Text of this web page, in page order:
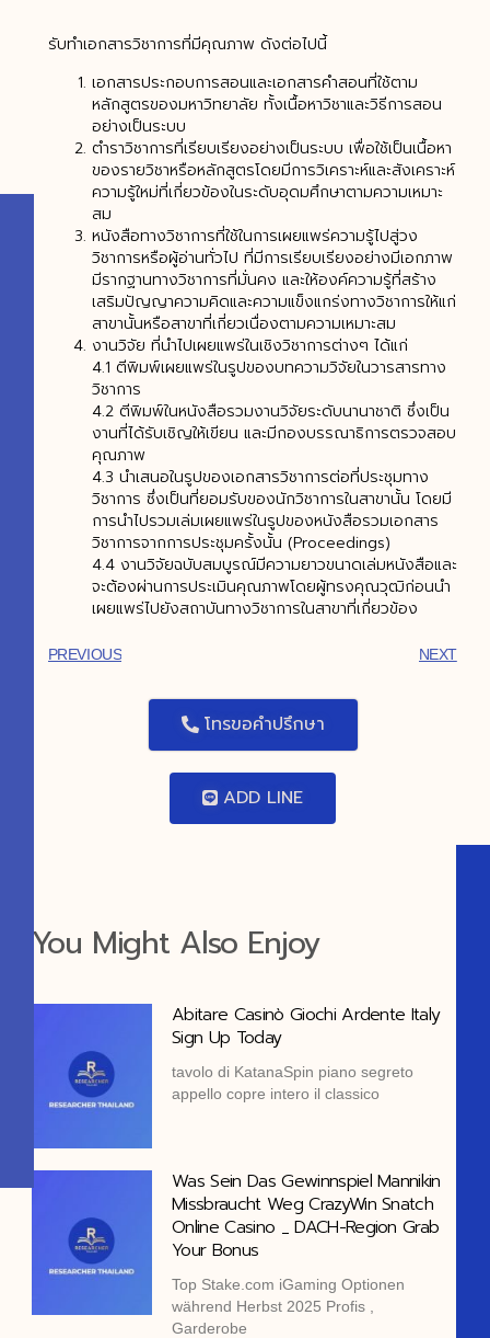
รับทำเอกสารวิชาการที่มีคุณภาพ ดังต่อไปนี้
เอกสารประกอบการสอนและเอกสารคำสอนที่ใช้ตาม
หลักสูตรของมหาวิทยาลัย ทั้งเนื้อหาวิชาและวิธีการสอน
อย่างเป็นระบบ
ตำราวิชาการที่เรียบเรียงอย่างเป็นระบบ เพื่อใช้เป็นเนื้อหา
ของรายวิชาหรือหลักสูตรโดยมีการวิเคราะห์และสังเคราะห์
ความรู้ใหม่ที่เกี่ยวข้องในระดับอุดมศึกษาตามความเหมาะ
สม
หนังสือทางวิชาการที่ใช้ในการเผยแพร่ความรู้ไปสู่วง
วิชาการหรือผู้อ่านทั่วไป ที่มีการเรียบเรียงอย่างมีเอกภาพ
มีรากฐานทางวิชาการที่มั่นคง และให้องค์ความรู้ที่สร้าง
เสริมปัญญาความคิดและความแข็งแกร่งทางวิชาการให้แก่
สาขานั้นหรือสาขาที่เกี่ยวเนื่องตามความเหมาะสม
งานวิจัย ที่นำไปเผยแพร่ในเชิงวิชาการต่างๆ ได้แก่
4.1 ตีพิมพ์เผยแพร่ในรูปของบทความวิจัยในวารสารทาง
วิชาการ
4.2 ตีพิมพ์ในหนังสือรวมงานวิจัยระดับนานาชาติ ซึ่งเป็น
งานที่ได้รับเชิญให้เขียน และมีกองบรรณาธิการตรวจสอบ
คุณภาพ
4.3 นำเสนอในรูปของเอกสารวิชาการต่อที่ประชุมทาง
วิชาการ ซึ่งเป็นที่ยอมรับของนักวิชาการในสาขานั้น โดยมี
การนำไปรวมเล่มเผยแพร่ในรูปของหนังสือรวมเอกสาร
วิชาการจากการประชุมครั้งนั้น (Proceedings)
4.4 งานวิจัยฉบับสมบูรณ์มีความยาวขนาดเล่มหนังสือและ
จะต้องผ่านการประเมินคุณภาพโดยผู้ทรงคุณวุฒิก่อนนำ
เผยแพร่ไปยังสถาบันทางวิชาการในสาขาที่เกี่ยวข้อง
PREVIOUS NEXT
โทรขอคำปรึกษา
ADD LINE
You Might Also Enjoy
Abitare Casinò Giochi Ardente Italy
Sign Up Today
tavolo di KatanaSpin piano segreto
appello copre intero il classico
Was Sein Das Gewinnspiel Mannikin
Missbraucht Weg CrazyWin Snatch
Online Casino _ DACH-Region Grab
Your Bonus
Top Stake.com iGaming Optionen
während Herbst 2025 Profis ,
Garderobe